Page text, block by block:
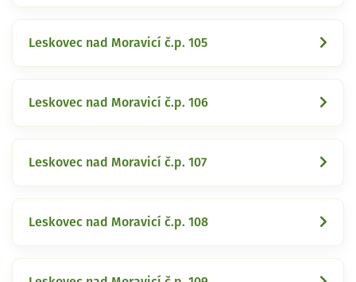
Leskovec nad Moravicí č.p. 105
Leskovec nad Moravicí č.p. 106
Leskovec nad Moravicí č.p. 107
Leskovec nad Moravicí č.p. 108